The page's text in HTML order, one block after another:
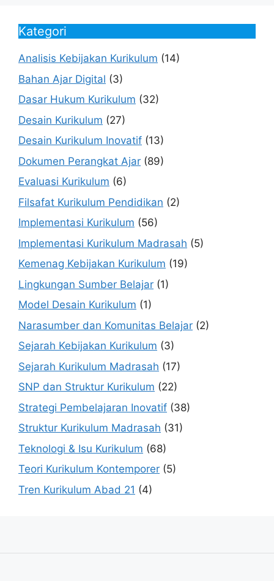
Kategori
Analisis Kebijakan Kurikulum (14)
Bahan Ajar Digital (3)
Dasar Hukum Kurikulum (32)
Desain Kurikulum (27)
Desain Kurikulum Inovatif (13)
Dokumen Perangkat Ajar (89)
Evaluasi Kurikulum (6)
Filsafat Kurikulum Pendidikan (2)
Implementasi Kurikulum (56)
Implementasi Kurikulum Madrasah (5)
Kemenag Kebijakan Kurikulum (19)
Lingkungan Sumber Belajar (1)
Model Desain Kurikulum (1)
Narasumber dan Komunitas Belajar (2)
Sejarah Kebijakan Kurikulum (3)
Sejarah Kurikulum Madrasah (17)
SNP dan Struktur Kurikulum (22)
Strategi Pembelajaran Inovatif (38)
Struktur Kurikulum Madrasah (31)
Teknologi & Isu Kurikulum (68)
Teori Kurikulum Kontemporer (5)
Tren Kurikulum Abad 21 (4)